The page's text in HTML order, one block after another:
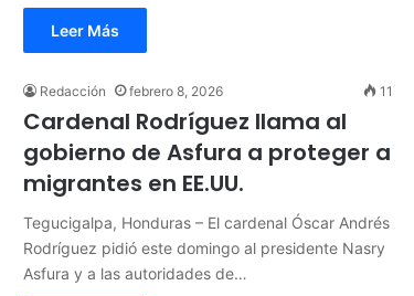
Leer Más
Redacción febrero 8, 2026 11
Cardenal Rodríguez llama al
gobierno de Asfura a proteger a
migrantes en EE.UU.
Tegucigalpa, Honduras – El cardenal Óscar Andrés
Rodríguez pidió este domingo al presidente Nasry
Asfura y a las autoridades de…